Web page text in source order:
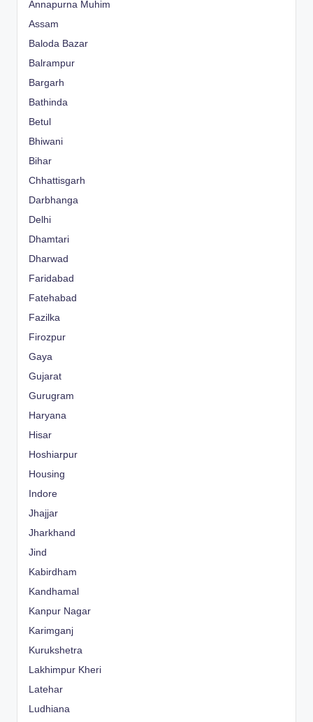
Annapurna Muhim
Assam
Baloda Bazar
Balrampur
Bargarh
Bathinda
Betul
Bhiwani
Bihar
Chhattisgarh
Darbhanga
Delhi
Dhamtari
Dharwad
Faridabad
Fatehabad
Fazilka
Firozpur
Gaya
Gujarat
Gurugram
Haryana
Hisar
Hoshiarpur
Housing
Indore
Jhajjar
Jharkhand
Jind
Kabirdham
Kandhamal
Kanpur Nagar
Karimganj
Kurukshetra
Lakhimpur Kheri
Latehar
Ludhiana